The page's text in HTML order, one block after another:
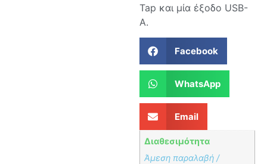
Tap και μία έξοδο USB-
A.
Facebook
WhatsApp
Email
Διαθεσιμότητα
Άμεση παραλαβή /